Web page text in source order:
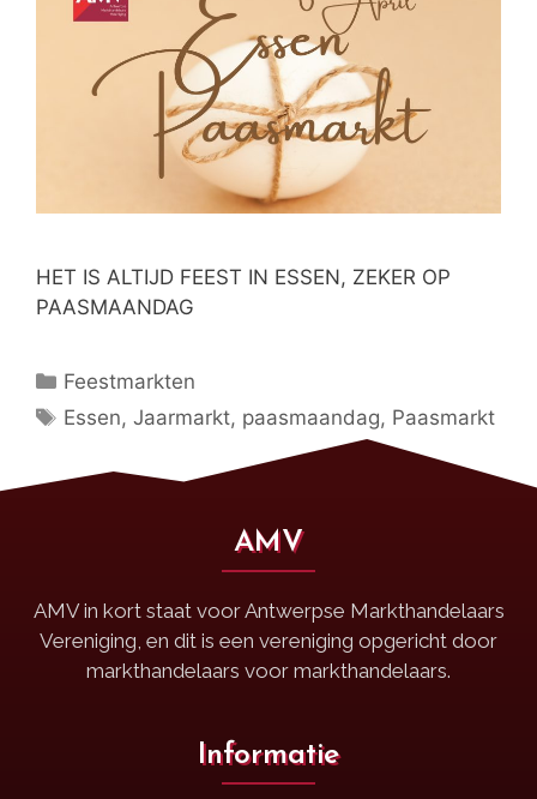
HET IS ALTIJD FEEST IN ESSEN, ZEKER OP
PAASMAANDAG
Feestmarkten
Essen,Jaarmarkt, paasmaandag, Paasmarkt
AMV
AMV in kort staat voor Antwerpse Markthandelaars
Vereniging, en dit is een vereniging opgericht door
markthandelaars voor markthandelaars.
Informatie